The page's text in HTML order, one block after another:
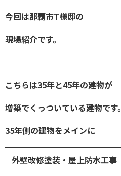
今回は那覇市T様邸の
現場紹介です。
こちらは35年と45年の建物が
増築でくっついている建物です。
35年側の建物をメインに
外壁改修塗装・屋上防水工事